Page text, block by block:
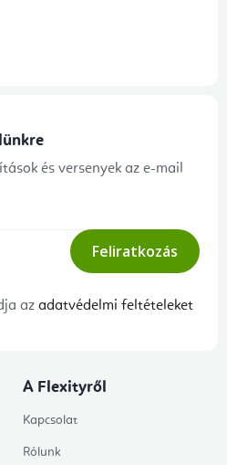
és versenyek az e-mail
Feliratkozás
az adatvédelmi feltételeket
A Flexityről
Kapcsolat
Rólunk